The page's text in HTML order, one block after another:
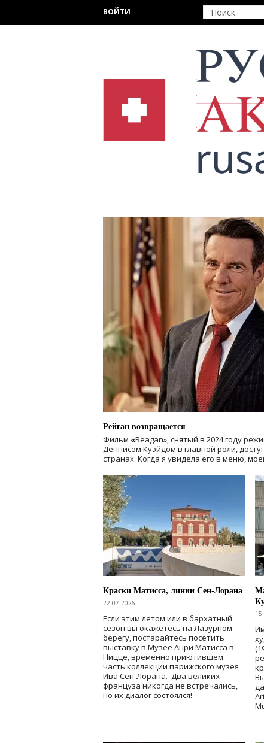
ВОЙТИ
Рейган возвращается
Фильм «Reagan», снятый в 2024 году
Деннисом Куэйдом в главной роли,
странах. Когда я увидела его в меню,
Краски Матисса, линии Сен-Лорана
22.07.2026
Если этим летом или в бархатный
сезон вы окажетесь на Лазурном
берегу, постарайтесь посетить
выставку в Музее Анри Матисса в
Ницце, временно приютившем
часть коллекции парижского музея
Ива Сен-Лорана. Два великих
француза никогда не встречались,
но их диалог состоялся!